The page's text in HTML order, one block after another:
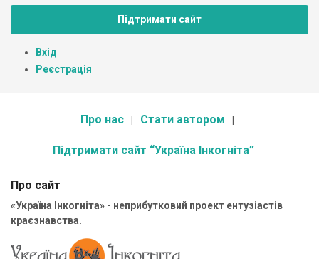
Підтримати сайт
Вхід
Реєстрація
Про нас Стати автором
Підтримати сайт “Україна Інкогніта”
Про сайт
«Україна Інкогніта» - неприбутковий проект ентузіастів
краєзнавства.